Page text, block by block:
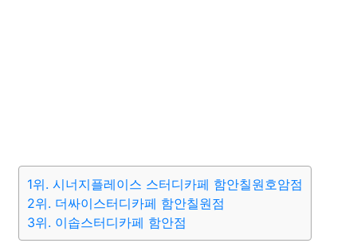
1위. 시너지플레이스 스터디카페 함안칠원호암점
2위. 더싸이스터디카페 함안칠원점
3위. 이솝스터디카페 함안점